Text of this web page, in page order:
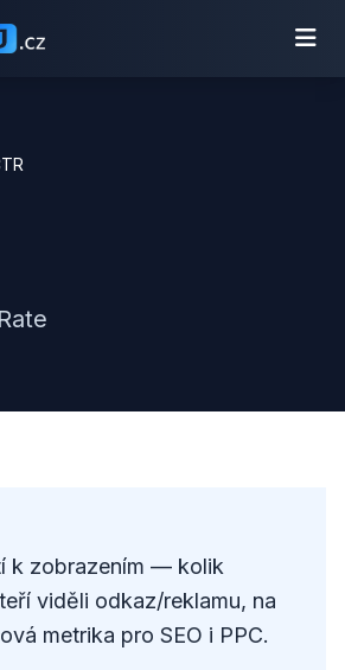
k zobrazením — kolik
viděli odkaz/reklamu, na
metrika pro SEO i PPC.